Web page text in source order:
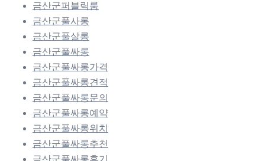
금산군퍼블릭룸
금산군풀사롱
금산군풀살롱
금산군풀싸롱
금산군풀싸롱가격
금산군풀싸롱견적
금산군풀싸롱문의
금산군풀싸롱예약
금산군풀싸롱위치
금산군풀싸롱추천
금산군풀싸롱후기